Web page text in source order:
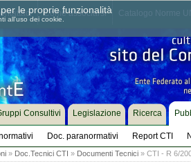
Come associarsi
Consultivi Legislazione Ricerca
Doc. paranormativi Report CTI
» Doc.Tecnici CTI » Documenti Tecnici » CTI - R 6/
le proprie funzionalità
all'uso dei cookie.